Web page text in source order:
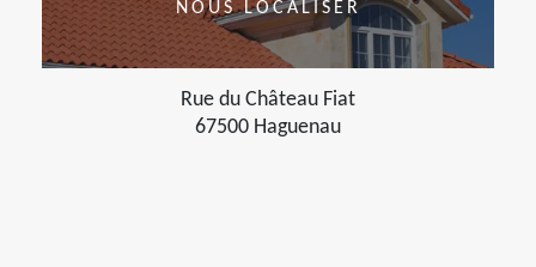
NOUS LOCALISER
Rue du Château Fiat
67500 Haguenau